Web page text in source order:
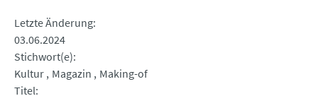
Letzte Änderung
03.06.2024
Stichwort(e)
Kultur Magazin
Making-of
Titel